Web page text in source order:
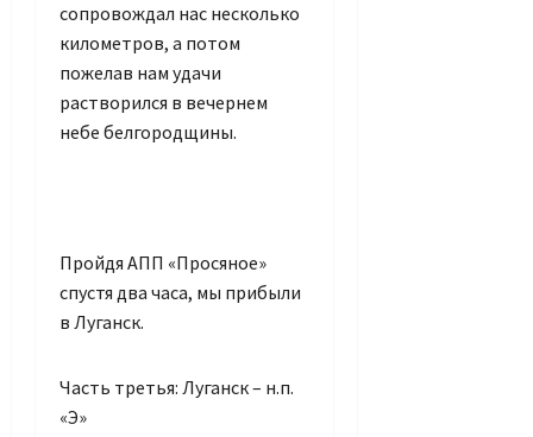
сопровождал нас несколько
километров, а потом
пожелав нам удачи
растворился в вечернем
небе белгородщины.
Пройдя АПП «Просяное»
спустя два часа, мы прибыли
в Луганск.
Часть третья: Луганск – н.п.
«Э»